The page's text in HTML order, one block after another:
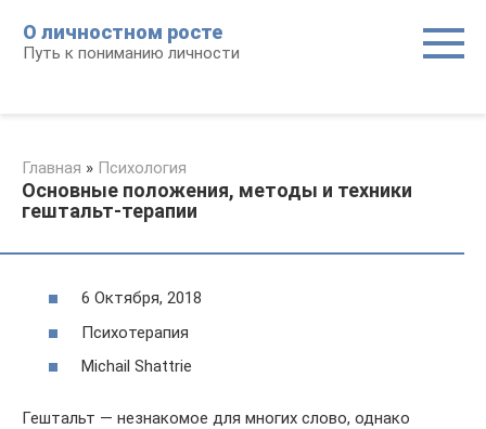
контенту
О личностном росте
Путь к пониманию личности
Главная » Психология
Основные положения, методы и техники
гештальт-терапии
6 Октября, 2018
Психотерапия
Michail Shattrie
Гештальт — незнакомое для многих слово, однако